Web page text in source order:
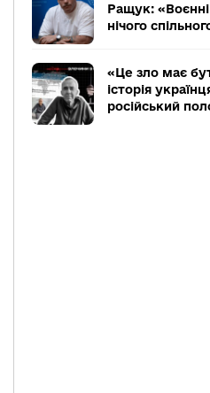
Ращук:
нічого
«Це зло має
історія
російський